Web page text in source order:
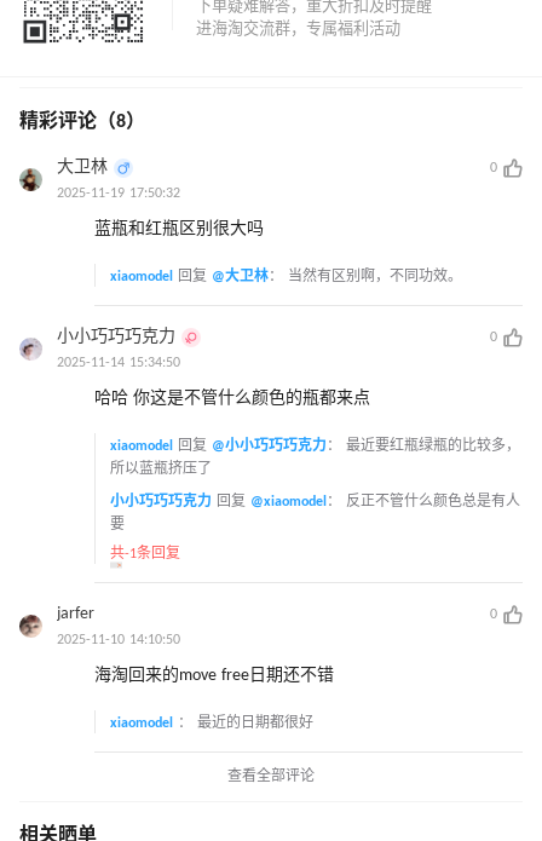
精彩评论（8）
大卫林
0
2025-11-19 17:50:32
蓝瓶和红瓶区别很大吗
xiaomodel 回复 @大卫林： 当然有区别啊，不同功效。
小小巧巧巧克力
0
2025-11-14 15:34:50
哈哈 你这是不管什么颜色的瓶都来点
xiaomodel 回复 @小小巧巧巧克力 ： 最近要红瓶绿瓶的比较多，
所以蓝瓶挤压了
小小巧巧巧克力 回复 @xiaomodel ： 反正不管什么颜色总是有人
要
共-1条回复
jarfer
0
2025-11-10 14:10:50
海淘回来的move free日期还不错
xiaomodel ： 最近的日期都很好
查看全部评论
相关晒单